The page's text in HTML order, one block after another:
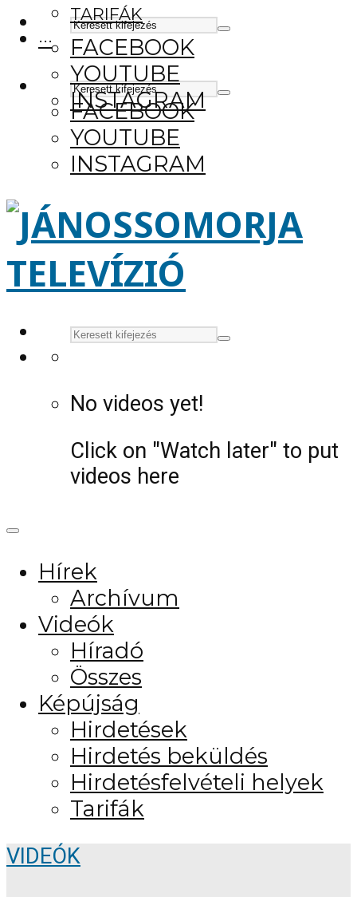
FACEBOOK
YOUTUBE
INSTAGRAM
TARIFÁK
···
FACEBOOK
YOUTUBE
INSTAGRAM
No videos yet!
Click on "Watch later" to put
videos here
Hírek
Archívum
Videók
Híradó
Összes
Képújság
Hirdetések
Hirdetés beküldés
Hirdetésfelvételi helyek
Tarifák
VIDEÓK